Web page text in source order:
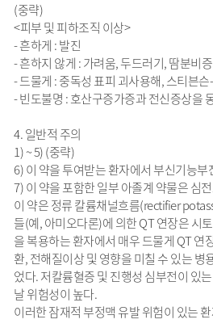
(중략)
<피부 및 피하조직 이상>
- 흔하게 : 발진
- 흔하지 않게 : 가려움, 두드러기, 땀분비
- 드물게 : 중독성 표피 괴사용해, 스티븐
- 빈도불명 : 호산구증가증과 전신증상을
4. 일반적 주의
1) ~ 5) (중략)
6) 이 약을 투여받는 환자에서 부신기능
7) 이 약을 포함한 일부 아졸계 약물은 심
이 약은 정류 칼륨채널흐름(rectifier
들(예, 아미오다론)에 의한 QT 연장은 시
을 복용하는 환자에서 매우 드물게 QT
환, 전해질이상 및 영향을 미칠 수 있는
었다. 저칼륨혈증 및 진행성 심부전이 있
날 위험성이 높다.
이러한 잠재적 부정맥 유발 위험이 있는